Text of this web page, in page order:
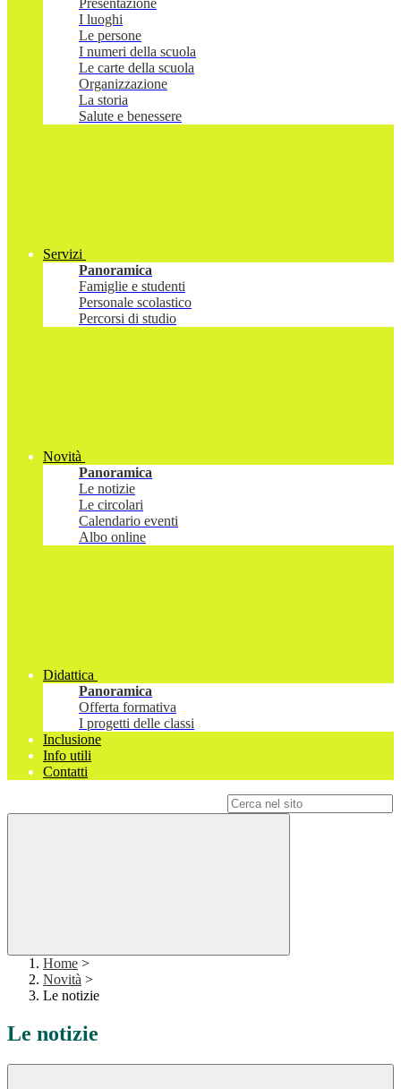
Presentazione
I luoghi
Le persone
I numeri della scuola
Le carte della scuola
Organizzazione
La storia
Salute e benessere
Servizi
Panoramica
Famiglie e studenti
Personale scolastico
Percorsi di studio
Novità
Panoramica
Le notizie
Le circolari
Calendario eventi
Albo online
Didattica
Panoramica
Offerta formativa
I progetti delle classi
Inclusione
Info utili
Contatti
Home >
Novità >
Le notizie
Le notizie